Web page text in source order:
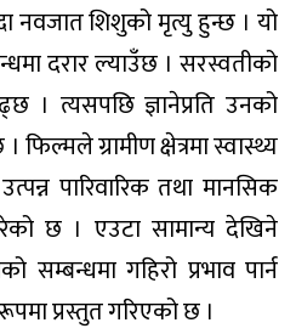
नवजात शिशुको मृत्यु हुन्छ । यो
दरार ल्याउँछ । सरस्वतीको
। त्यसपछि ज्ञानेप्रति उनको
फिल्मले ग्रामीण क्षेत्रमा स्वास्थ्य
पारिवारिक तथा मानसिक
छ । एउटा सामान्य देखिने
सम्बन्धमा गहिरो प्रभाव पार्न
प्रस्तुत गरिएको छ ।